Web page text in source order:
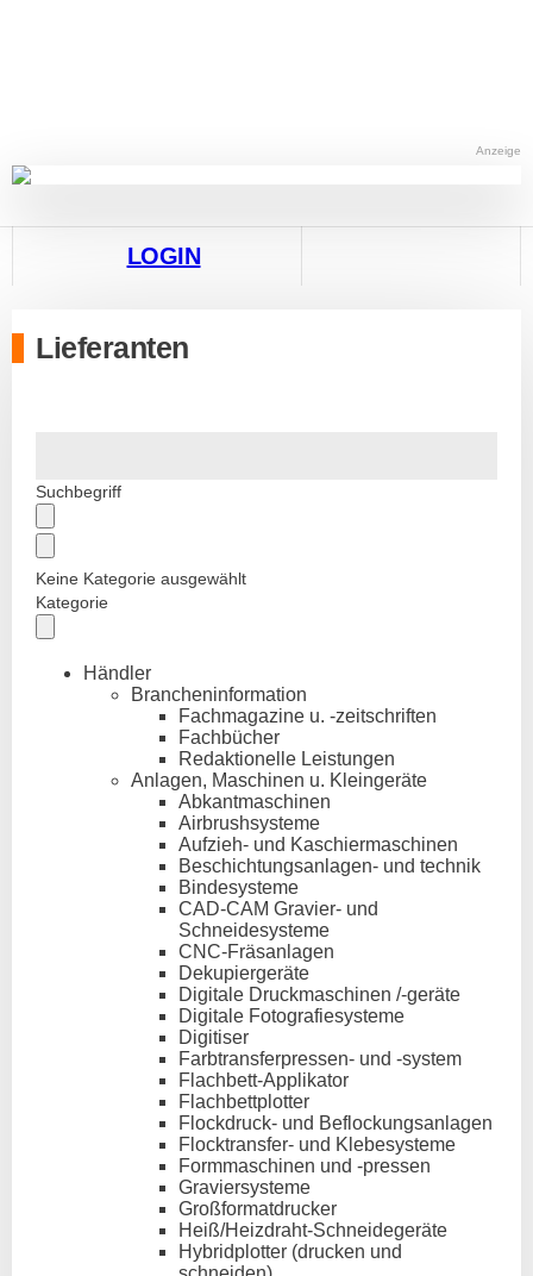
Anzeige
LOGIN
Lieferanten
Suchbegriff
Keine Kategorie ausgewählt
Kategorie
Händler
Brancheninformation
Fachmagazine u. -zeitschriften
Fachbücher
Redaktionelle Leistungen
Anlagen, Maschinen u. Kleingeräte
Abkantmaschinen
Airbrushsysteme
Aufzieh- und Kaschiermaschinen
Beschichtungsanlagen- und technik
Bindesysteme
CAD-CAM Gravier- und
Schneidesysteme
CNC-Fräsanlagen
Dekupiergeräte
Digitale Druckmaschinen /-geräte
Digitale Fotografiesysteme
Digitiser
Farbtransferpressen- und -system
Flachbett-Applikator
Flachbettplotter
Flockdruck- und Beflockungsanlagen
Flocktransfer- und Klebesysteme
Formmaschinen und -pressen
Graviersysteme
Großformatdrucker
Heiß/Heizdraht-Schneidegeräte
Hybridplotter (drucken und